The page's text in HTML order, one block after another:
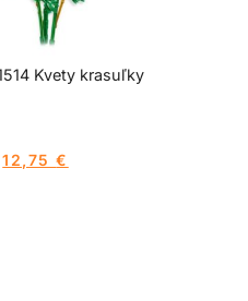
Kvety krasuľky
12,75€